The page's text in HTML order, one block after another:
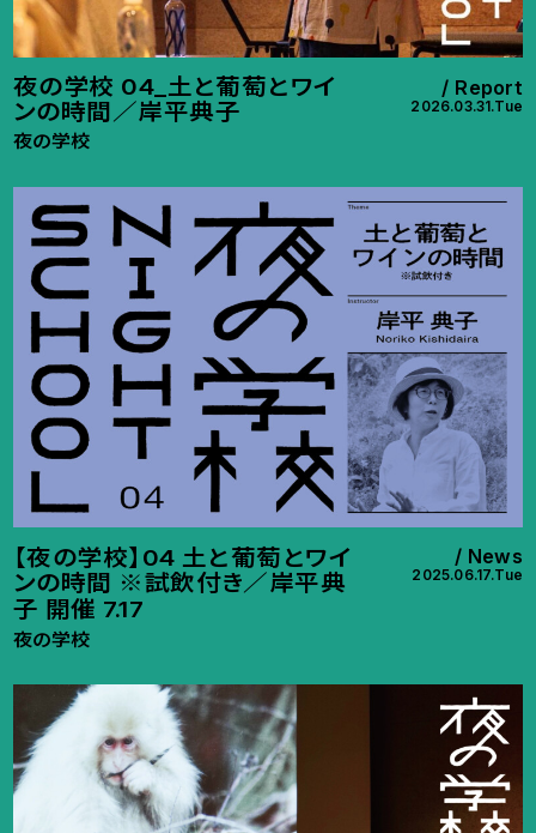
夜の学校 04_土と葡萄とワイ
ンの時間／岸平典子
夜の学校
Report
2026.03.31.Tue
【夜の学校】04 土と葡萄とワイ
ンの時間 ※試飲付き／岸平典
子 開催 7.17
夜の学校
News
2025.06.17.Tue